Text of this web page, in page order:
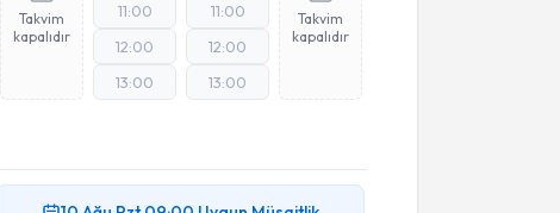
Takvim
kapalıdır
11:00
12:00
13:00
11:00
12:00
13:00
Takvim
kapalıdır